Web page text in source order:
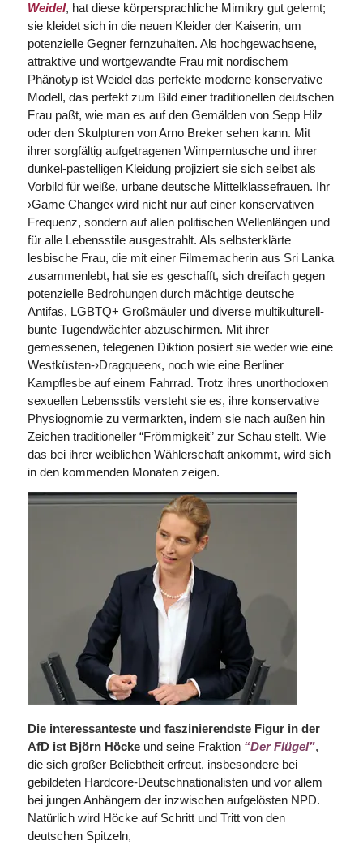
Weidel, hat diese körpersprachliche Mimikry gut gelernt;
sie kleidet sich in die neuen Kleider der Kaiserin, um
potenzielle Gegner fernzuhalten. Als hochgewachsene,
attraktive und wortgewandte Frau mit nordischem
Phänotyp ist Weidel das perfekte moderne konservative
Modell, das perfekt zum Bild einer traditionellen deutschen
Frau paßt, wie man es auf den Gemälden von Sepp Hilz
oder den Skulpturen von Arno Breker sehen kann. Mit
ihrer sorgfältig aufgetragenen Wimperntusche und ihrer
dunkel-pastelligen Kleidung projiziert sie sich selbst als
Vorbild für weiße, urbane deutsche Mittelklassefrauen. Ihr
›Game Change‹ wird nicht nur auf einer konservativen
Frequenz, sondern auf allen politischen Wellenlängen und
für alle Lebensstile ausgestrahlt. Als selbsterklärte
lesbische Frau, die mit einer Filmemacherin aus Sri Lanka
zusammenlebt, hat sie es geschafft, sich dreifach gegen
potenzielle Bedrohungen durch mächtige deutsche
Antifas, LGBTQ+ Großmäuler und diverse multikulturell-
bunte Tugendwächter abzuschirmen. Mit ihrer
gemessenen, telegenen Diktion posiert sie weder wie eine
Westküsten-›Dragqueen‹, noch wie eine Berliner
Kampflesbe auf einem Fahrrad. Trotz ihres unorthodoxen
sexuellen Lebensstils versteht sie es, ihre konservative
Physiognomie zu vermarkten, indem sie nach außen hin
Zeichen traditioneller “Frömmigkeit” zur Schau stellt. Wie
das bei ihrer weiblichen Wählerschaft ankommt, wird sich
in den kommenden Monaten zeigen.
Die interessanteste und faszinierendste Figur in der
AfD ist Björn Höckeund seine Fraktion “Der Flügel”,
die sich großer Beliebtheit erfreut, insbesondere bei
gebildeten Hardcore-Deutschnationalisten und vor allem
bei jungen Anhängern der inzwischen aufgelösten NPD.
Natürlich wird Höcke auf Schritt und Tritt von den
deutschen Spitzeln,